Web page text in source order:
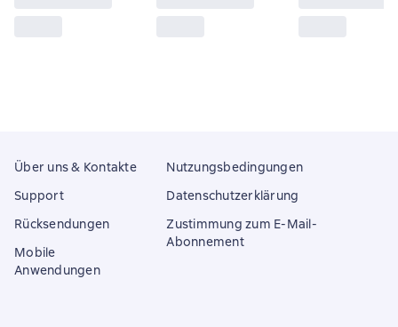
Über uns & Kontakte
Support
Rücksendungen
Mobile
Anwendungen
Nutzungsbedingungen
Datenschutzerklärung
Zustimmung zum E-Mail-
Abonnement